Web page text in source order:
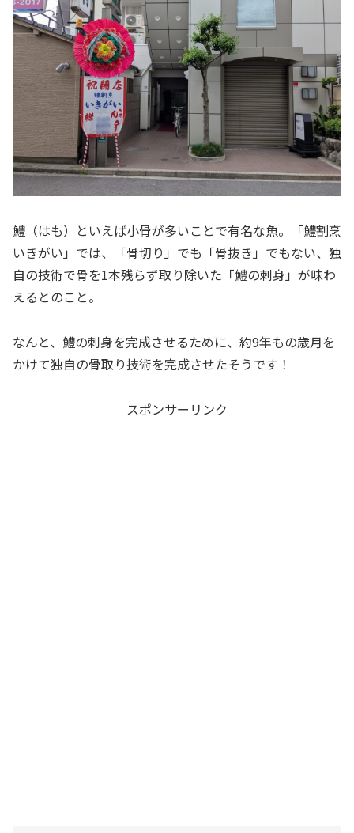
鱧（はも）といえば小骨が多いことで有名な魚。「鱧割烹
いきがい」では、「骨切り」でも「骨抜き」でもない、独
自の技術で骨を1本残らず取り除いた「鱧の刺身」が味わ
えるとのこと。
なんと、鱧の刺身を完成させるために、約9年もの歳月を
かけて独自の骨取り技術を完成させたそうです！
スポンサーリンク